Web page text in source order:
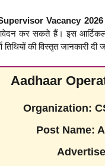
Vacancy 2026
कर सकते हैं। इस आर्टिकल
की विस्तृत जानकारी दी
Aadhaar
Organization:
Post Name: